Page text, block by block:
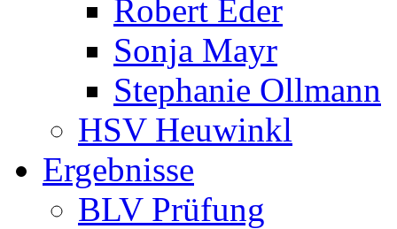
Robert Eder
Sonja Mayr
Stephanie Ollmann
HSV Heuwinkl
Ergebnisse
BLV Prüfung